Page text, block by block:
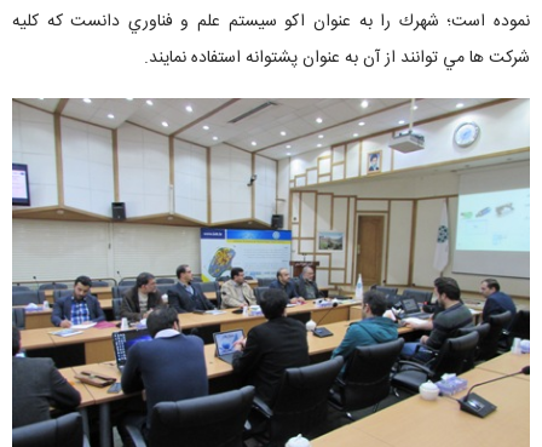
نموده است؛ شهرك را به عنوان اكو سيستم علم و فناوري دانست كه كليه
شركت ها مي توانند از آن به عنوان پشتوانه استفاده نمايند.